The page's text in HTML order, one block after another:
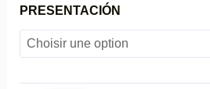
PRESENTACIÓN